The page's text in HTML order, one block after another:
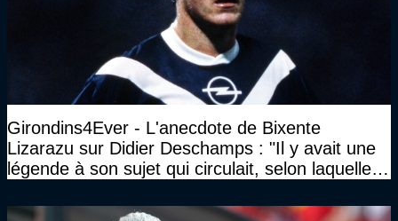
Girondins4Ever - L'anecdote de Bixente
Lizarazu sur Didier Deschamps : "Il y avait une
légende à son sujet qui circulait, selon laquelle il